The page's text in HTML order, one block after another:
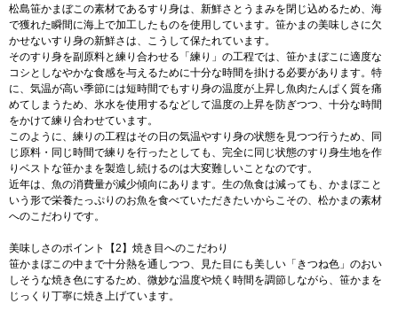
松島笹かまぼこの素材であるすり身は、新鮮さとうまみを閉じ込めるため、海
で獲れた瞬間に海上で加工したものを使用しています。笹かまの美味しさに欠
かせないすり身の新鮮さは、こうして保たれています。
そのすり身を副原料と練り合わせる「練り」の工程では、笹かまぼこに適度な
コシとしなやかな食感を与えるために十分な時間を掛ける必要があります。特
に、気温が高い季節には短時間でもすり身の温度が上昇し魚肉たんぱく質を痛
めてしまうため、氷水を使用するなどして温度の上昇を防ぎつつ、十分な時間
をかけて練り合わせています。
このように、練りの工程はその日の気温やすり身の状態を見つつ行うため、同
じ原料・同じ時間で練りを行ったとしても、完全に同じ状態のすり身生地を作
りベストな笹かまを製造し続けるのは大変難しいことなのです。
近年は、魚の消費量が減少傾向にあります。生の魚食は減っても、かまぼこと
いう形で栄養たっぷりのお魚を食べていただきたいからこその、松かまの素材
へのこだわりです。
美味しさのポイント【2】焼き目へのこだわり
笹かまぼこの中まで十分熱を通しつつ、見た目にも美しい「きつね色」のおい
しそうな焼き色にするため、微妙な温度や焼く時間を調節しながら、笹かまを
じっくり丁寧に焼き上げています。